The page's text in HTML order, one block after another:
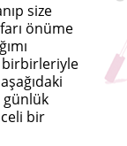
size
önüme
günlük
bir